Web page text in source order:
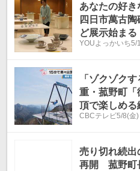
あなたの好
四日市萬古
ど展示始まる
YOUよっかいち5/
「ゾクゾク
重・菰野町「
頂で楽しめる
CBCテレビ5/8(金)
売り切れ続出
再開 菰野町